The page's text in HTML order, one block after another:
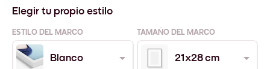
Elegir tu propio estilo
ESTILO DEL MARCO TAMAÑO DEL MARCO
Blanco 21x28 cm